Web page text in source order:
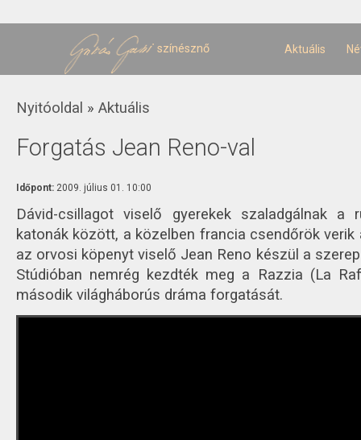
színésznő Aktuális
Jelenlegi hely
Nyitóoldal » Aktuális
Forgatás Jean Reno-val
Időpont: 2009. július 01. 10:00
Dávid-csillagot viselő gyerekek szaladgálnak a
katonák között, a közelben francia csendőrök
az orvosi köpenyt viselő Jean Reno készül a
Stúdióban nemrég kezdték meg a Razzia (La
második világháborús dráma forgatását.